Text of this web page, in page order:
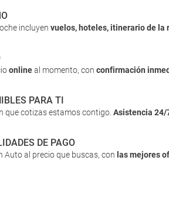
incluyenvuelos, hoteles, itinerario de la
onlineal momento, conconfirmación
PARA TI
que cotizas estamos contigo.Asistencia
DE PAGO
Auto al precio que buscas, con las mejores